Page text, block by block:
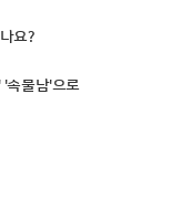
요?
속물남'으로